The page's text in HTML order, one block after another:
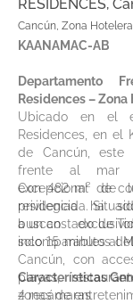
RESIDENCES,
Cancún, Zona
KAANAMAC-AB
Departamento
Residences –
Ubicado en el
Residences, en el
de Cancún, este
frente al mar
excepcional de
privilegiada.
a un costado de
solo 15 minutos
Cancún, con
playas,
zonas de
Con 482 m² de
residencia ha
buscan
incomparables al
Características
4 recámaras